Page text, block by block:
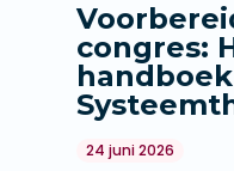
congres:
handboek
24 juni 2026